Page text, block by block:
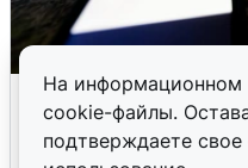
На информационном
cookie-файлы.
подтверждаете свое
Ночью в
сирены